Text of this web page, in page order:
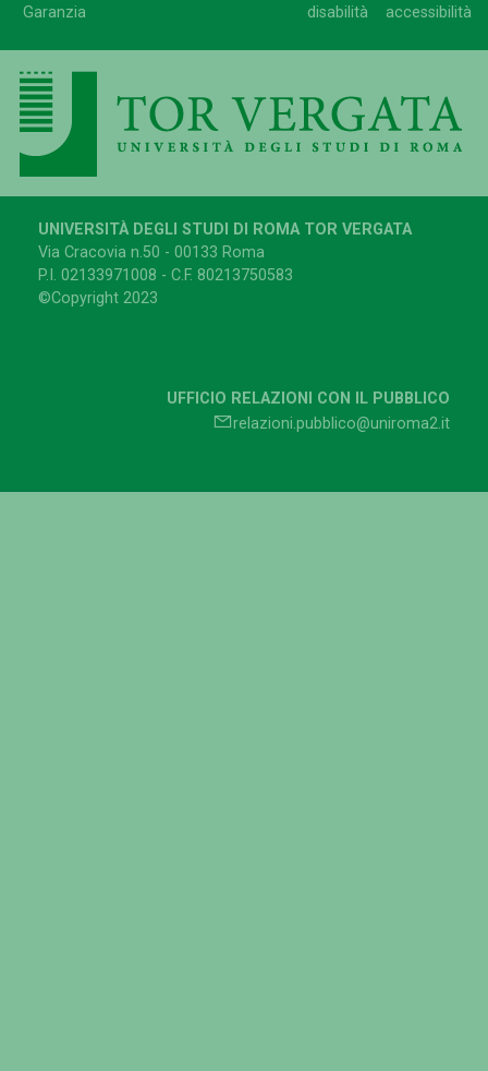
Garanzia disabilità accessibilità
UNIVERSITÀ DEGLI STUDI DI ROMA TOR VERGATA
Via Cracovia n.50 - 00133 Roma
P.I. 02133971008 - C.F. 80213750583
©Copyright 2023
UFFICIO RELAZIONI CON IL PUBBLICO
relazioni.pubblico@uniroma2.it